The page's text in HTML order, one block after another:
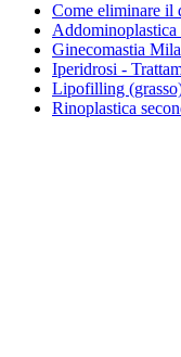
Come eliminare il
Ginecomastia
Iperidrosi -
Lipofilling
Rinoplastica